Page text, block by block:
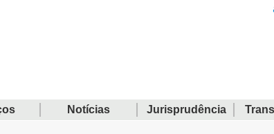
Notícias Jurisprudência